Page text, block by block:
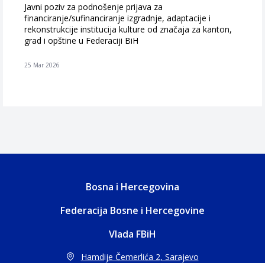
Javni poziv za podnošenje prijava za
financiranje/sufinanciranje izgradnje, adaptacije i
rekonstrukcije institucija kulture od značaja za kanton,
grad i opštine u Federaciji BiH
25 Mar 2026
Bosna i Hercegovina
Federacija Bosne i Hercegovine
Vlada FBiH
Hamdije Čemerlića 2, Sarajevo